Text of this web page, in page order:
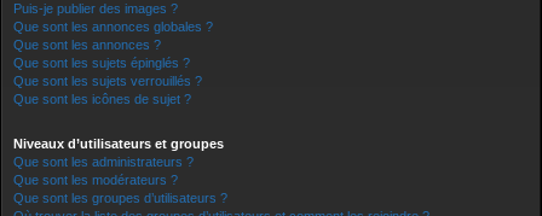
Puis-je publier des images ?
Que sont les annonces globales ?
Que sont les annonces ?
Que sont les sujets épinglés ?
Que sont les sujets verrouillés ?
Que sont les icônes de sujet ?
Niveaux d’utilisateurs et groupes
Que sont les administrateurs ?
Que sont les modérateurs ?
Que sont les groupes d’utilisateurs ?